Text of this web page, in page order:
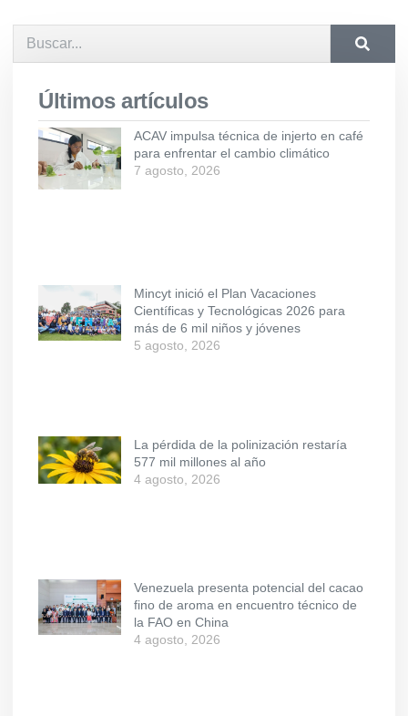
Últimos artículos
ACAV impulsa técnica de injerto en café
para enfrentar el cambio climático
7 agosto, 2026
Mincyt inició el Plan Vacaciones
Científicas y Tecnológicas 2026 para
más de 6 mil niños y jóvenes
5 agosto, 2026
La pérdida de la polinización restaría
577 mil millones al año
4 agosto, 2026
Venezuela presenta potencial del cacao
fino de aroma en encuentro técnico de
la FAO en China
4 agosto, 2026